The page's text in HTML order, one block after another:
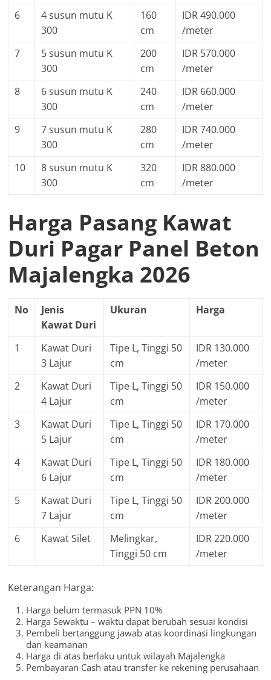
6
4 susun mutu K
300
160
cm
IDR 490.000
/meter
7
5 susun mutu K
300
200
cm
IDR 570.000
/meter
8
6 susun mutu K
300
240
cm
IDR 660.000
/meter
9
7 susun mutu K
300
280
cm
IDR 740.000
/meter
10
8 susun mutu K
300
320
cm
IDR 880.000
/meter
Harga Pasang Kawat
Duri Pagar Panel Beton
Majalengka 2026
No
Jenis
Kawat Duri
Ukuran Harga
1
Kawat Duri
3 Lajur
Tipe L, Tinggi 50
cm
IDR 130.000
/meter
2
Kawat Duri
4 Lajur
Tipe L, Tinggi 50
cm
IDR 150.000
/meter
3
Kawat Duri
5 Lajur
Tipe L, Tinggi 50
cm
IDR 170.000
/meter
4
Kawat Duri
6 Lajur
Tipe L, Tinggi 50
cm
IDR 180.000
/meter
5
Kawat Duri
7 Lajur
Tipe L, Tinggi 50
cm
IDR 200.000
/meter
6
Kawat Silet
Melingkar,
Tinggi 50 cm
IDR 220.000
/meter
Keterangan Harga:
Harga belum termasuk PPN 10%
Harga Sewaktu – waktu dapat berubah sesuai kondisi
Pembeli bertanggung jawab atas koordinasi lingkungan
dan keamanan
Harga di atas berlaku untuk wilayah Majalengka
Pembayaran Cash atau transfer ke rekening perusahaan